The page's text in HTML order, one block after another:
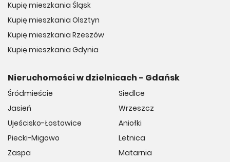
Kupię mieszkania Śląsk
Kupię mieszkania Olsztyn
Kupię mieszkania Rzeszów
Kupię mieszkania Gdynia
Nieruchomości w dzielnicach - Gdańsk
Śródmieście
Jasień
Ujeścisko-Łostowice
Piecki-Migowo
Zaspa
Siedlce
Wrzeszcz
Aniołki
Letnica
Matarnia